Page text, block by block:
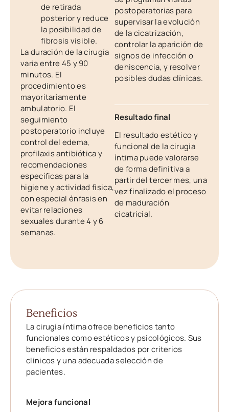
de retirada
posterior y reduce
la posibilidad de
fibrosis visible.
La duración de la cirugía
varía entre 45 y 90
minutos. El
procedimiento es
mayoritariamente
ambulatorio. El
seguimiento
postoperatorio incluye
control del edema,
profilaxis antibiótica y
recomendaciones
específicas para la
higiene y actividad física,
con especial énfasis en
evitar relaciones
sexuales durante 4 y 6
semanas.
postoperatorias para
supervisar la evolución
de la cicatrización,
controlar la aparición de
signos de infección o
dehiscencia, y resolver
posibles dudas clínicas.
Resultado final
El resultado estético y
funcional de la cirugía
íntima puede valorarse
de forma definitiva a
partir del tercer mes, una
vez finalizado el proceso
de maduración
cicatricial.
Beneficios
La cirugía íntima ofrece beneficios tanto
funcionales como estéticos y psicológicos. Sus
beneficios están respaldados por criterios
clínicos y una adecuada selección de
pacientes.
Mejora funcional